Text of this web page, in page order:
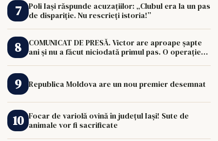
Poli Iași răspunde acuzațiilor: „Clubul era la un pas
de dispariție. Nu rescrieți istoria!”
COMUNICAT DE PRESĂ. Victor are aproape șapte
ani și nu a făcut niciodată primul pas. O operație
Republica Moldova are un nou premier desemnat
Focar de variolă ovină în județul Iași! Sute de
animale vor fi sacrificate